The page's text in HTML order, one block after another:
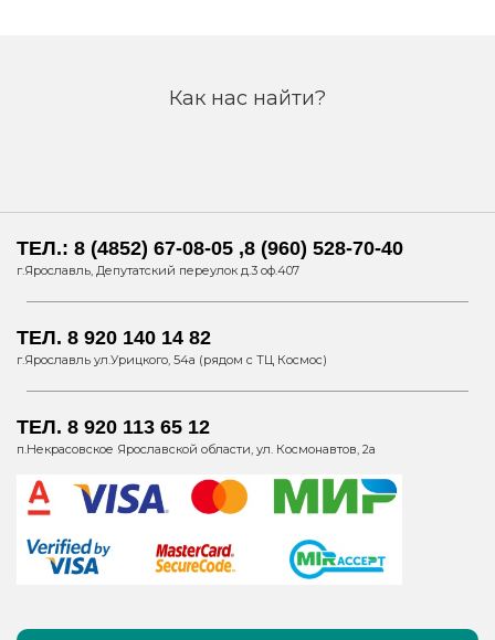
Как нас найти?
ТЕЛ.: 8 (4852) 67-08-05 ,8 (960) 528-70-40
г.Ярославль, Депутатский переулок д.3 оф.407
ТЕЛ. 8 920 140 14 82
г.Ярославль ул.Урицкого, 54а (рядом с ТЦ Космос)
ТЕЛ. 8 920 113 65 12
п.Некрасовское Ярославской области, ул. Космонавтов, 2а